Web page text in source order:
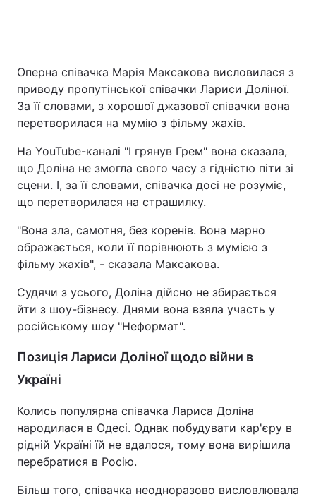
Оперна співачка Марія Максакова висловилася з
приводу пропутінської співачки Лариси Доліної.
За її словами, з хорошої джазової співачки вона
перетворилася на мумію з фільму жахів.
На YouTube-каналі "І грянув Грем" вона сказала,
що Доліна не змогла свого часу з гідністю піти зі
сцени. І, за її словами, співачка досі не розуміє,
що перетворилася на страшилку.
"Вона зла, самотня, без коренів. Вона марно
ображається, коли її порівнюють з мумією з
фільму жахів", - сказала Максакова.
Судячи з усього, Доліна дійсно не збирається
йти з шоу-бізнесу. Днями вона взяла участь у
російському шоу "Неформат".
Позиція Лариси Доліної щодо війни в
Україні
Колись популярна співачка Лариса Доліна
народилася в Одесі. Однак побудувати кар'єру в
рідній Україні їй не вдалося, тому вона вирішила
перебратися в Росію.
Більш того, співачка неодноразово висловлювала